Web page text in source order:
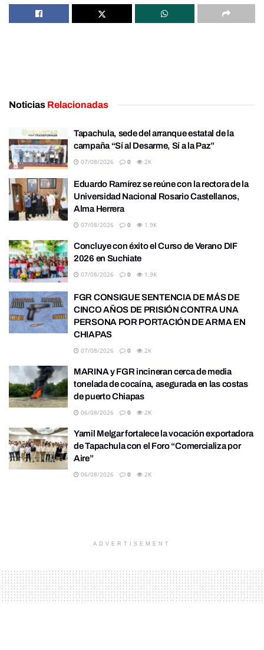
Noticias Relacionadas
Tapachula, sede del arranque estatal de la
campaña “Sí al Desarme, Sí a la Paz”
07/08/2026 0 2K
Eduardo Ramírez se reúne con la rectora de la
Universidad Nacional Rosario Castellanos,
Alma Herrera
07/08/2026 0 1.9K
Concluye con éxito el Curso de Verano DIF
2026 en Suchiate
07/08/2026 0 1.9K
FGR CONSIGUE SENTENCIA DE MÁS DE
CINCO AÑOS DE PRISIÓN CONTRA UNA
PERSONA POR PORTACIÓN DE ARMA EN
CHIAPAS
07/08/2026 0 2K
MARINA y FGR incineran cerca de media
tonelada de cocaína, asegurada en las costas
de puerto Chiapas
06/08/2026 0 2K
Yamil Melgar fortalece la vocación exportadora
de Tapachula con el Foro “Comercializa por
Aire”
06/08/2026 0 2K
ADVERTISEMENT